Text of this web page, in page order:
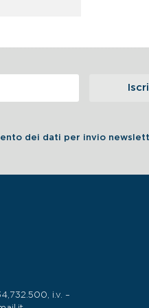
dei dati per invio
i.v. –